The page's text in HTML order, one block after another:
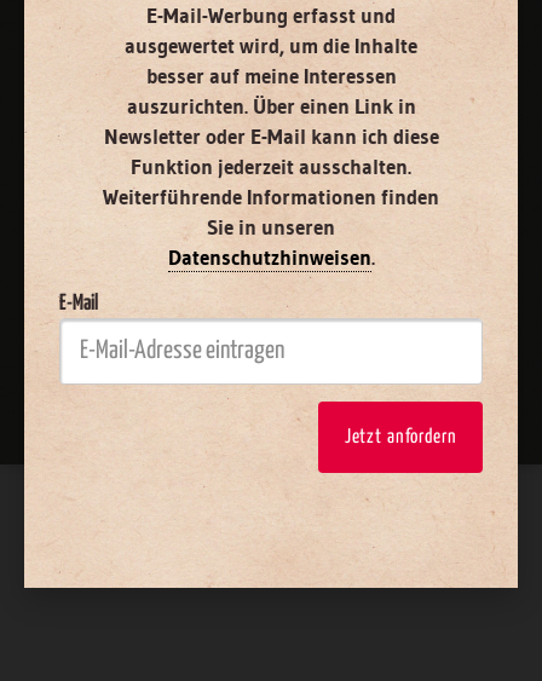
Vertrag widerrufen Abo online kündigen
E-Mail-Werbung erfasst und
ausgewertet wird, um die Inhalte
besser auf meine Interessen
auszurichten. Über einen Link in
Newsletter oder E-Mail kann ich diese
Funktion jederzeit ausschalten.
Weiterführende Informationen finden
Sie in unseren
Datenschutzhinweisen.
E-Mail
Jetzt anfordern